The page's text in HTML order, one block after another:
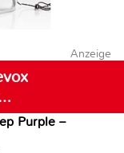
Anzeige
Purple –